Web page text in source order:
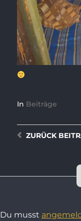
In Beiträge
ZURÜCK
Du musst